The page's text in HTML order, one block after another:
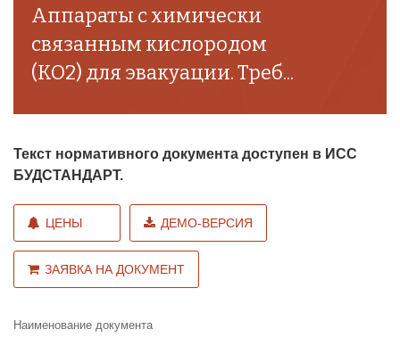
Аппараты с химически
связанным кислородом
(КО2) для эвакуации. Треб...
Текст нормативного документа доступен в ИСС
БУДСТАНДАРТ.
ЦЕНЫ ДЕМО-ВЕРСИЯ
ЗАЯВКА НА ДОКУМЕНТ
Наименование документа